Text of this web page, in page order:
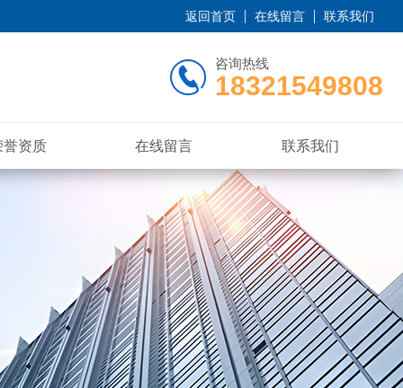
返回首页 在线留言 联系我们
咨询热线
18321549808
誉资质 在线留言 联系我们